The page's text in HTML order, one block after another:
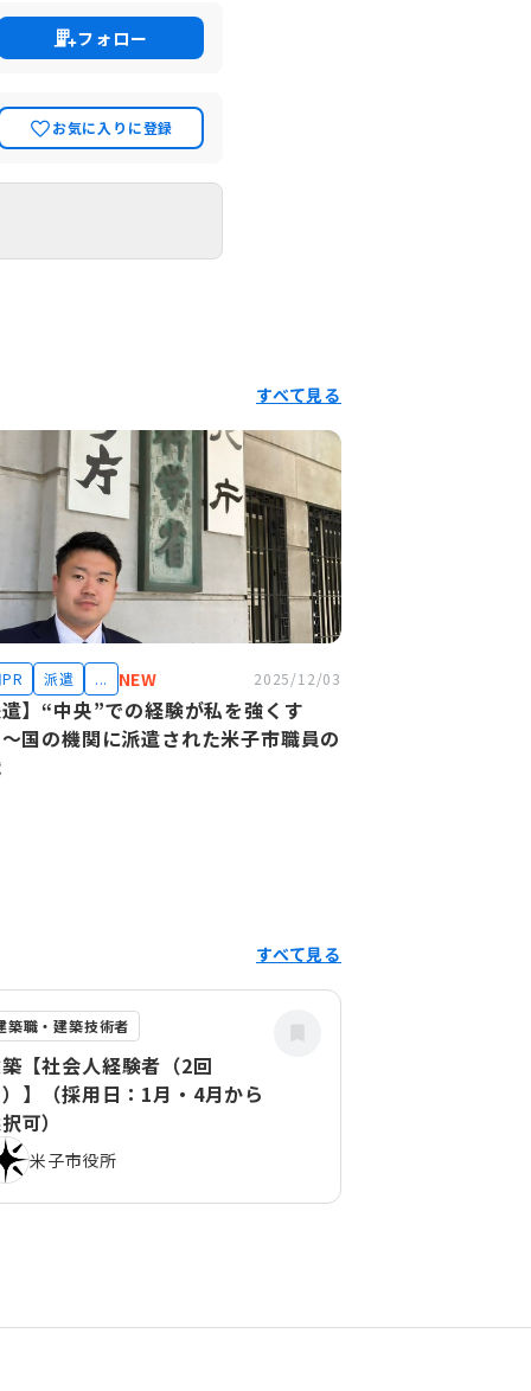
発想とひたむきな熱意がきっ
フォロー
お気に入りに登録
すべて見る
】“中央”での経験が私を強くす
国の機関に派遣された米子市職員の
派遣 ... NEW 2025/12/03
すべて見る
築職・建築技術者
【社会人経験者（2回
】（採用日：1月・4月から
可）
米子市役所